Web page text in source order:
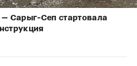
Сарыг-Сеп стартовала